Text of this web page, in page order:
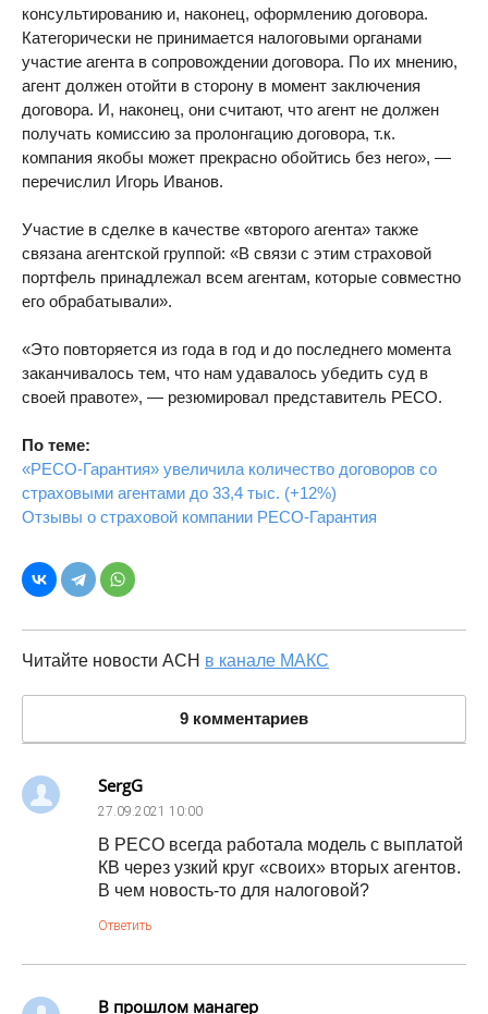
консультированию и, наконец, оформлению договора.
Категорически не принимается налоговыми органами
участие агента в сопровождении договора. По их мнению,
агент должен отойти в сторону в момент заключения
договора. И, наконец, они считают, что агент не должен
получать комиссию за пролонгацию договора, т.к.
компания якобы может прекрасно обойтись без него», —
перечислил Игорь Иванов.
Участие в сделке в качестве «второго агента» также
связана агентской группой: «В связи с этим страховой
портфель принадлежал всем агентам, которые совместно
его обрабатывали».
«Это повторяется из года в год и до последнего момента
заканчивалось тем, что нам удавалось убедить суд в
своей правоте», — резюмировал представитель РЕСО.
По теме:
«РЕСО-Гарантия» увеличила количество договоров со
страховыми агентами до 33,4 тыс. (+12%)
Отзывы о страховой компании РЕСО-Гарантия
Читайте новости АСН в канале МАКС
9 комментариев
SergG
27.09.2021 10:00
В РЕСО всегда работала модель с выплатой
КВ через узкий круг «своих» вторых агентов.
В чем новость-то для налоговой?
Ответить
В прошлом манагер